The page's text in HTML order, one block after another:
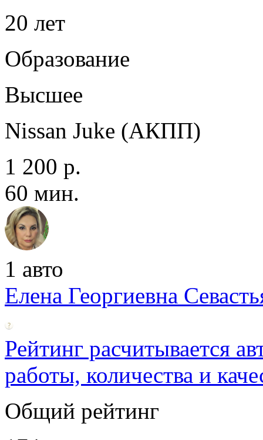
20 лет
Образование
Высшее
Nissan Juke (АКПП)
1 200 р.
60 мин.
1 авто
Елена Георгиевна
Рейтинг расчитывается
работы, количества и
Общий рейтинг